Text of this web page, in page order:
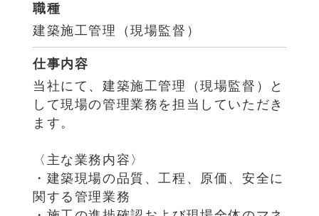
職種
建築施工管理（現場監督）
仕事内容
当社にて、建築施工管理（現場監督）と
して現場の管理業務を担当していただき
ます。
〈主な業務内容〉
・建築現場の品質、工程、原価、安全に
関する管理業務